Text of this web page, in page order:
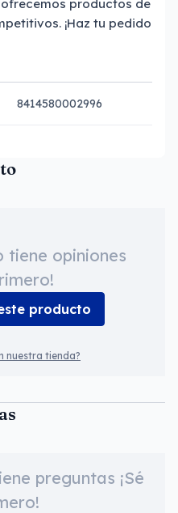
productos de
¡Haz tu pedido
8414580002996
tiene opiniones
producto
nuestra tienda?
preguntas ¡Sé